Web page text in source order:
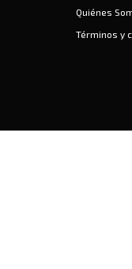
Quiénes
Términos y